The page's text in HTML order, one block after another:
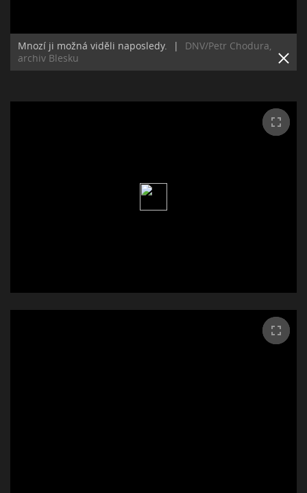
Mnozí ji možná viděli naposledy. |
DNV/Petr Chodura,
archiv Blesku